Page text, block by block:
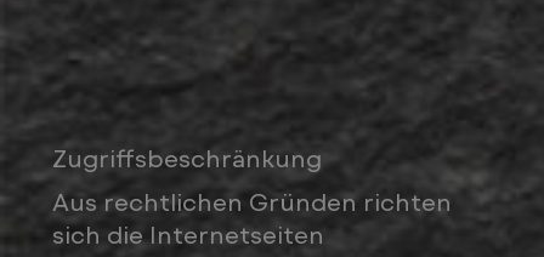
Zugriffsbeschränkung
Aus rechtlichen Gründen richten
sich die Internetseiten